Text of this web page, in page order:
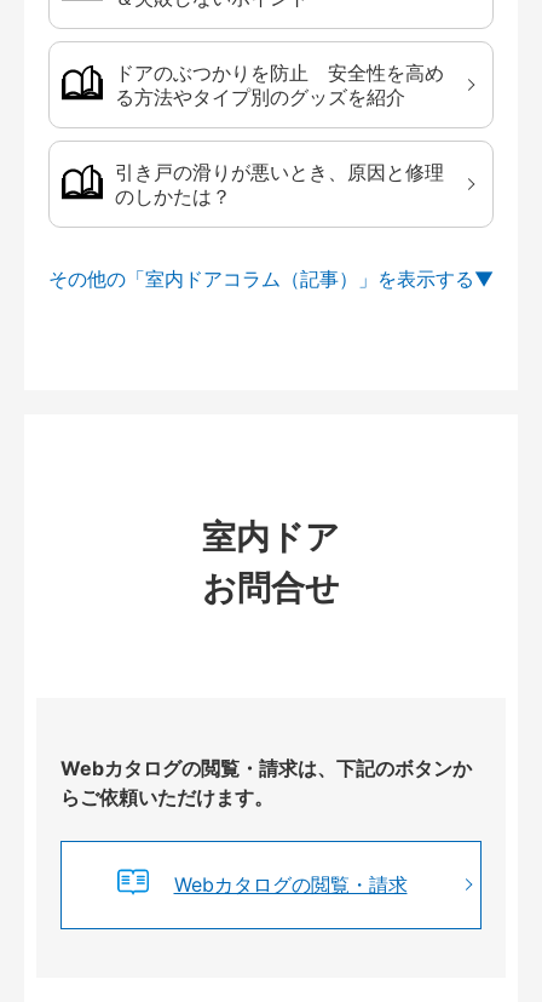
ドアのぶつかりを防止 安全性を高め
る方法やタイプ別のグッズを紹介
引き戸の滑りが悪いとき、原因と修理
のしかたは？
その他の「室内ドアコラム（記事）」を
室内ドア
お問合せ
Webカタログの閲覧・請求は、下記のボタンか
らご依頼いただけます。
Webカタログの閲覧・請求